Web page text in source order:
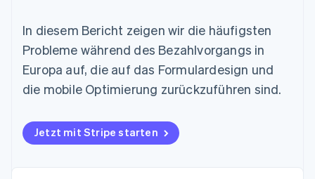
125
Zahlungen vor Ort
Authorization
Boost
Optimierung der
Link
Beschleunigter
Bezahlvorgang
Connections
SaaS
Nach Branche
KI-Unternehmen
Creator Economy
Gaming
Freizeit
Abonnementverwaltung
nutzungsbasierte
Abrechnung um
Stablecoin-gestützte
geht´s
Bereitstellung und
Verwaltung von
Stripe Sessions
Karriere
Newsroom
Stripe Press
Kontakt
In diesem Bericht zeigen wir die häufigsten
Probleme während des Bezahlvorgangs in
Europa auf, die auf das Formulardesign und
die mobile Optimierung zurückzuführen sind.
Jetzt mit Stripe starten